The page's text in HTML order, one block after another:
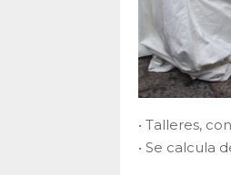
• Talleres,
• Se calcula